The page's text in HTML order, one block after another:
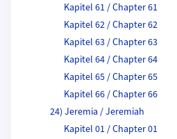
Kapitel 61 / Chapter 61
Kapitel 62 / Chapter 62
Kapitel 63 / Chapter 63
Kapitel 64 / Chapter 64
Kapitel 65 / Chapter 65
Kapitel 66 / Chapter 66
24) Jeremia / Jeremiah
Kapitel 01 / Chapter 01